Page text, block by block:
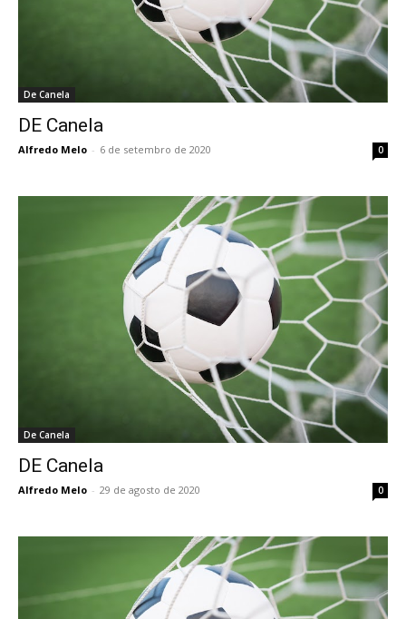
De Canela
DE Canela
Alfredo Melo - 6 de setembro de 2020 0
De Canela
DE Canela
Alfredo Melo - 29 de agosto de 2020 0